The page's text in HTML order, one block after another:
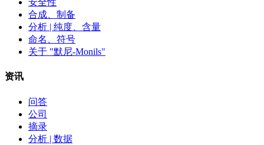
安全性
合成、制备
分析 | 纯度、含量
命名、符号
关于 "默尼-Monils"
资讯
问答
公司
摘录
分析 | 数据